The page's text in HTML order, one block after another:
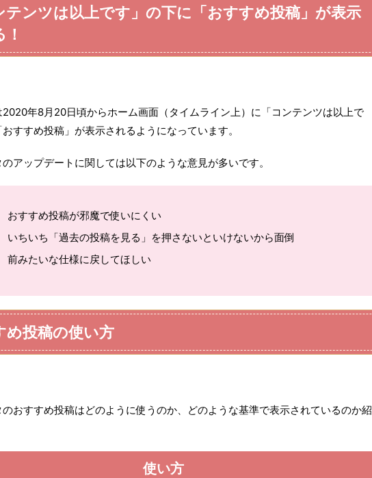
テンツは以上です」の下に「おすすめ投稿」が表示
2020年8月20日頃からホーム画面（タイムライン上）に「コンテンツは以上で
すすめ投稿」が表示されるようになっています。
アップデートに関しては以下のような意見が多いです。
おすすめ投稿が邪魔で使いにくい
いちいち「過去の投稿を見る」を押さないといけないから面倒
前みたいな仕様に戻してほしい
め投稿の使い方
のおすすめ投稿はどのように使うのか、どのような基準で表示されているのか紹
使い方